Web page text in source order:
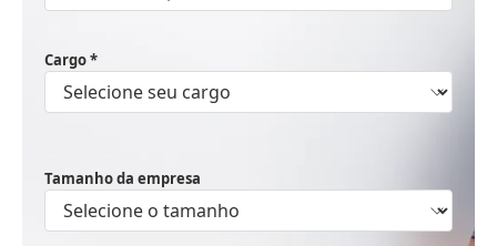
Cargo *
Tamanho da empresa